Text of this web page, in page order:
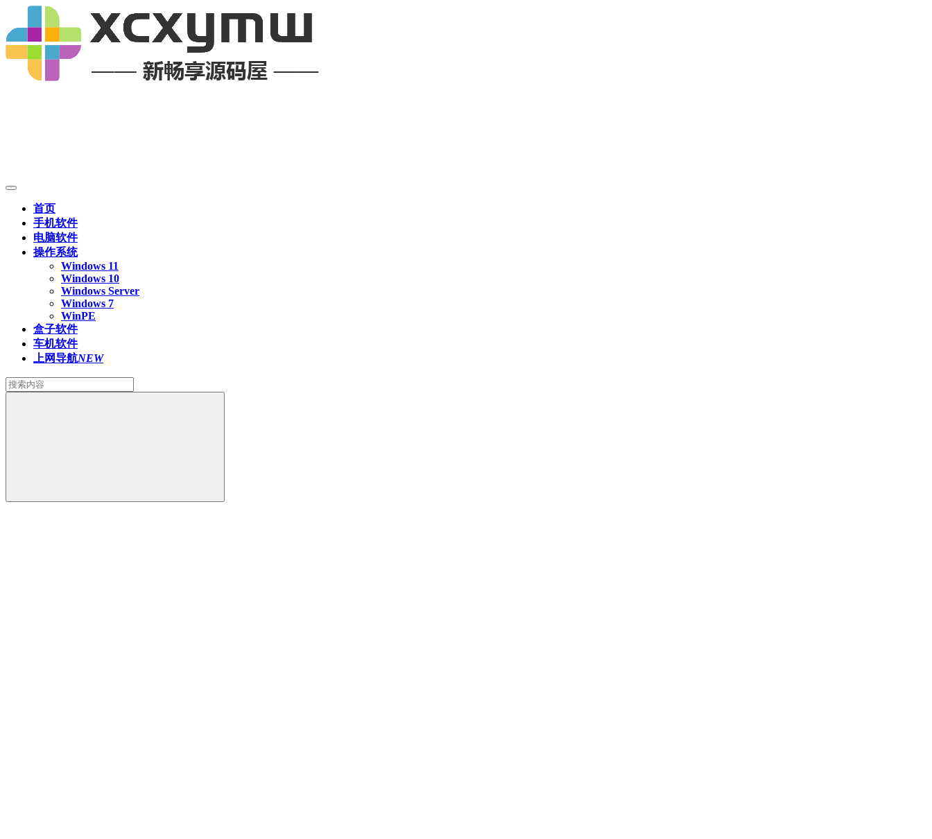
首页
手机软件
电脑软件
操作系统
Windows 11
Windows 10
Windows Server
Windows 7
WinPE
盒子软件
车机软件
上网导航NEW